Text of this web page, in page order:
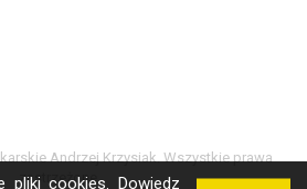
Andrzej Krzysiak. Wszystkie prawa
zastrzeżone.
pliki cookies. Dowiedz